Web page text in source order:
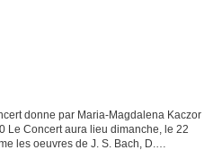
donne par Maria-Magdalena Kaczor
Le Concert aura lieu dimanche, le 22
les oeuvres de J. S. Bach, D.